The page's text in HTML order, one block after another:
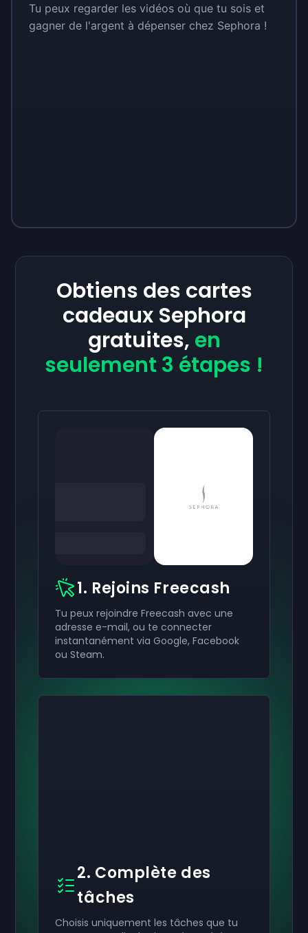
Tu peux regarder les vidéos où que tu sois et
gagner de l'argent à dépenser chez Sephora !
Obtiens des cartes
cadeaux Sephora
gratuites, en
seulement 3 étapes !
1. Rejoins Freecash
Tu peux rejoindre Freecash avec une
adresse e-mail, ou te connecter
instantanément via Google, Facebook
ou Steam.
2. Complète des
tâches
Choisis uniquement les tâches que tu